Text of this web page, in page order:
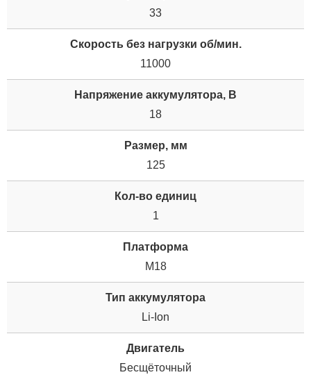
33
Скорость без нагрузки об/мин.
11000
Напряжение аккумулятора, В
18
Размер, мм
125
Кол-во единиц
1
Платформа
M18
Тип аккумулятора
Li-Ion
Двигатель
Бесщёточный